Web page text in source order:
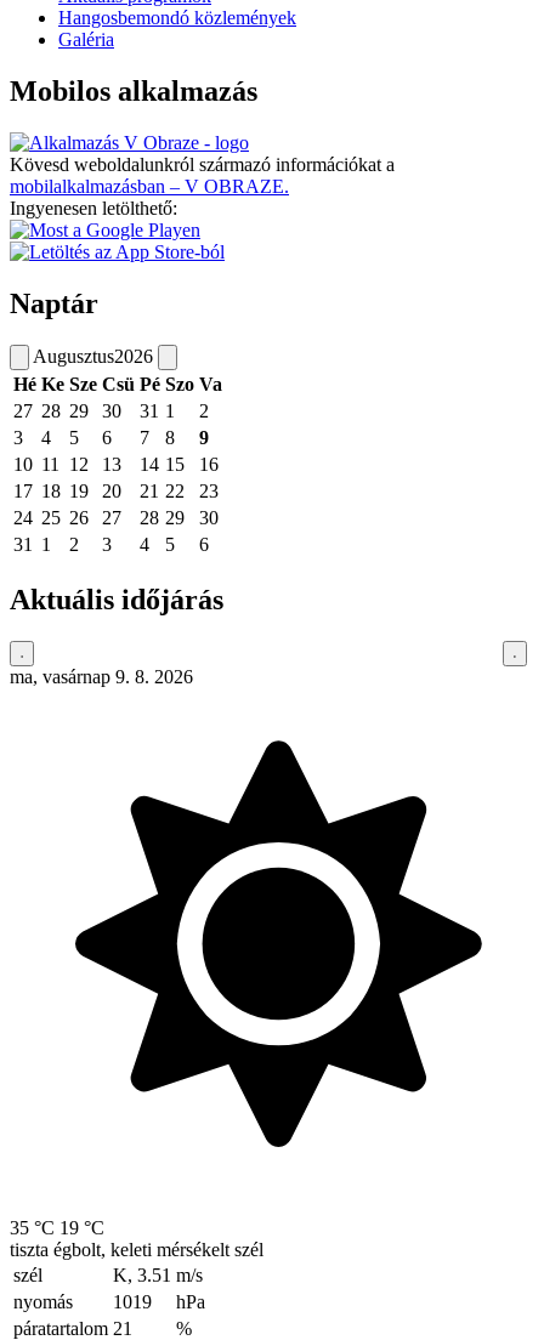
Hangosbemondó közlemények
Galéria
Mobilos alkalmazás
Kövesd weboldalunkról származó információkat a
mobilalkalmazásban – V OBRAZE.
Ingyenesen letölthető:
Naptár
Augusztus2026
Hé Ke Sze Csü Pé Szo Va
27 28 29 30 31 1
2
3
4 5 6 7 8
9
10 11 12 13 14 15
16
17 18 19 20 21 22
23
24 25 26 27 28 29
30
31
1 2 3 4 5 6
Aktuális időjárás
ma, vasárnap 9. 8. 2026
35 °C 19 °C
tiszta égbolt, keleti mérsékelt szél
szél
K, 3.51 m/s
nyomás
1019
hPa
páratartalom 21
%